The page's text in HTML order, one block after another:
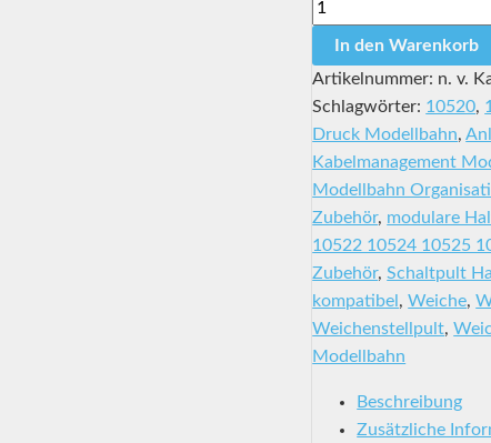
In den Warenkorb
Artikelnummer: n. v.
Schlagwörter: 10520,
Druck Modellbahn,
Kabelmanagement
Modellbahn
Zubehör, modulare
10522 10524 10525
Zubehör,Schaltpult
kompatibel ,Weiche,
Weichenstellpult,
Modellbahn
Beschreibung
Zusätzliche